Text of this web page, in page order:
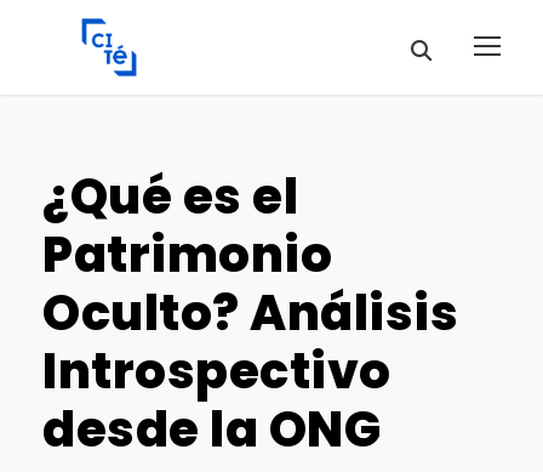
¿Qué es el
Patrimonio
Oculto? Análisis
Introspectivo
desde la ONG